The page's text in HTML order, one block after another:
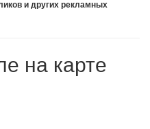
и других рекламных
на карте